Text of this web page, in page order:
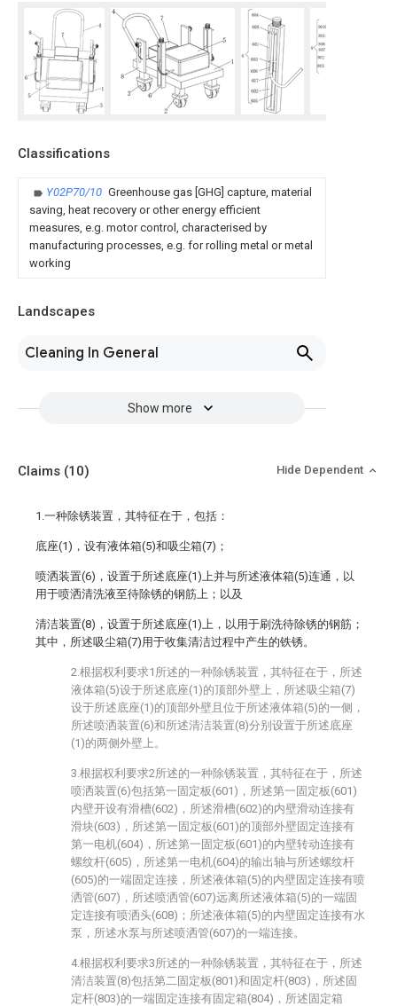
Classifications
Y02P70/10 Greenhouse gas [GHG] capture, material
saving, heat recovery or other energy efficient
measures, e.g. motor control, characterised by
manufacturing processes, e.g. for rolling metal or metal
working
Landscapes
Cleaning In General
Show more
Claims (10) Hide Dependent
1.一种除锈装置，其特征在于，包括：
底座(1)，设有液体箱(5)和吸尘箱(7)；
喷洒装置(6)，设置于所述底座(1)上并与所述液体箱(5)连通，以
用于喷洒清洗液至待除锈的钢筋上；以及
清洁装置(8)，设置于所述底座(1)上，以用于刷洗待除锈的钢筋；
其中，所述吸尘箱(7)用于收集清洁过程中产生的铁锈。
2.根据权利要求1所述的一种除锈装置，其特征在于，所述
液体箱(5)设于所述底座(1)的顶部外壁上，所述吸尘箱(7)
设于所述底座(1)的顶部外壁且位于所述液体箱(5)的一侧，
所述喷洒装置(6)和所述清洁装置(8)分别设置于所述底座
(1)的两侧外壁上。
3.根据权利要求2所述的一种除锈装置，其特征在于，所述
喷洒装置(6)包括第一固定板(601)，所述第一固定板(601)
内壁开设有滑槽(602)，所述滑槽(602)的内壁滑动连接有
滑块(603)，所述第一固定板(601)的顶部外壁固定连接有
第一电机(604)，所述第一固定板(601)的内壁转动连接有
螺纹杆(605)，所述第一电机(604)的输出轴与所述螺纹杆
(605)的一端固定连接，所述液体箱(5)的内壁固定连接有喷
洒管(607)，所述喷洒管(607)远离所述液体箱(5)的一端固
定连接有喷洒头(608)；所述液体箱(5)的内壁固定连接有水
泵，所述水泵与所述喷洒管(607)的一端连接。
4.根据权利要求3所述的一种除锈装置，其特征在于，所述
清洁装置(8)包括第二固定板(801)和固定杆(803)，所述固
定杆(803)的一端固定连接有固定箱(804)，所述固定箱